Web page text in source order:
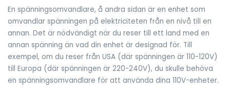
En spänningsomvandlare, å andra sidan är en enhet som
omvandlar spänningen på elektriciteten från en nivå till en
annan. Det är nödvändigt när du reser till ett land med en
annan spänning än vad din enhet är designad för. Till
exempel, om du reser från USA (där spänningen är 110-120V)
till Europa (där spänningen är 220-240V), du skulle behöva
en spänningsomvandlare för att använda dina 110V-enheter.